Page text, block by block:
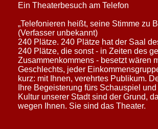
Ein Theaterbesuch am Telefon
„Telefonieren heißt, seine Stimme zu
(Verfasser unbekannt)
240 Plätze. 240 Plätze hat der Saal
240 Plätze, die sonst - in Zeiten des
Zusammenkommens - besetzt wären
Geschlechts, jeder
kurz: mit Ihnen, verehrtes Publikum.
Ihre Begeisterung fürs Schauspiel
Kultur unserer Stadt sind der Grund,
wegen Ihnen. Sie sind das Theater.